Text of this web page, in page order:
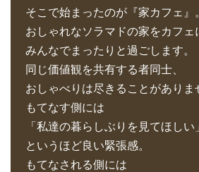
そこで始まったのが『家カフェ』
おしゃれなソラマドの家をカフェ
みんなでまったりと過ごします。
同じ価値観を共有する者同士、
おしゃべりは尽きることがありま
もてなす側には
「私達の暮らしぶりを見てほしい
というほど良い緊張感。
もてなされる側には